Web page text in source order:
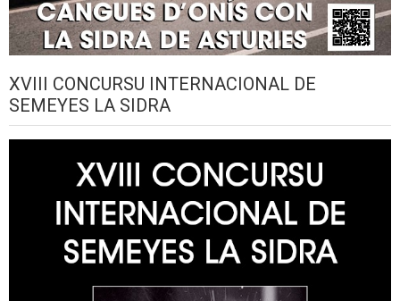
XVIII CONCURSU INTERNACIONAL DE
SEMEYES LA SIDRA